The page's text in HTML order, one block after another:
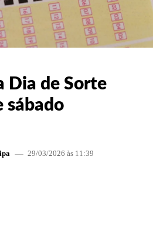
Dia de Sorte
sábado
29/03/2026 às 11:39